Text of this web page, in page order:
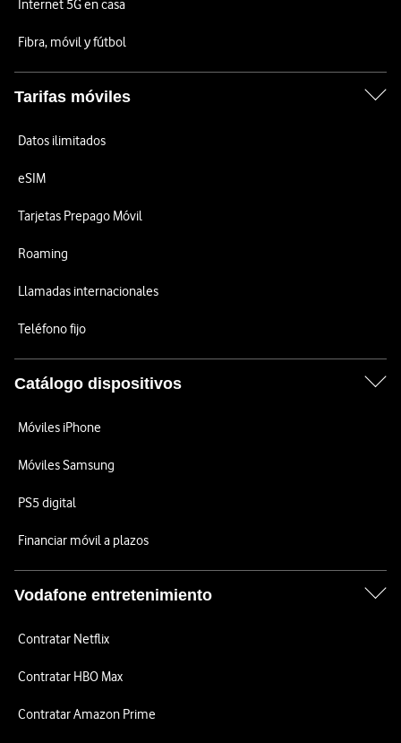
Internet 5G en casa
Fibra, móvil y fútbol
Tarifas móviles
Datos ilimitados
eSIM
Tarjetas Prepago Móvil
Roaming
Llamadas internacionales
Teléfono fijo
Catálogo dispositivos
Móviles iPhone
Móviles Samsung
PS5 digital
Financiar móvil a plazos
Vodafone entretenimiento
Contratar Netflix
Contratar HBO Max
Contratar Amazon Prime